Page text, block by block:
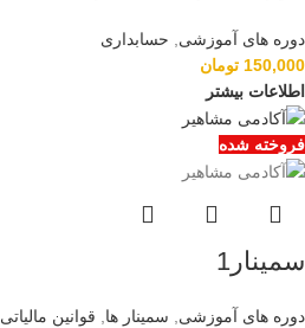
دوره های آموزشی
حسابداری
150,000 تومان
اطلاعات بیشتر
فروخته شده
سمینار1
دوره های آموزشی, سمینار ها, قوانین مالیاتی